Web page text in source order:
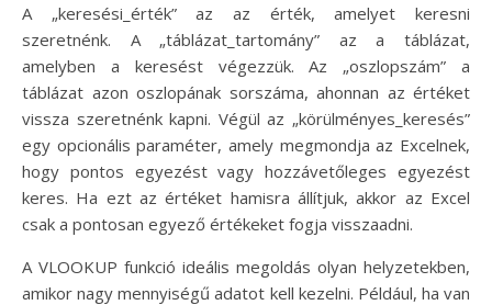
A „keresési_érték” az az érték, amelyet keresni
szeretnénk. A „táblázat_tartomány” az a táblázat,
amelyben a keresést végezzük. Az „oszlopszám” a
táblázat azon oszlopának sorszáma, ahonnan az értéket
vissza szeretnénk kapni. Végül az „körülményes_keresés”
egy opcionális paraméter, amely megmondja az Excelnek,
hogy pontos egyezést vagy hozzávetőleges egyezést
keres. Ha ezt az értéket hamisra állítjuk, akkor az Excel
csak a pontosan egyező értékeket fogja visszaadni.
A VLOOKUP funkció ideális megoldás olyan helyzetekben,
amikor nagy mennyiségű adatot kell kezelni. Például, ha van